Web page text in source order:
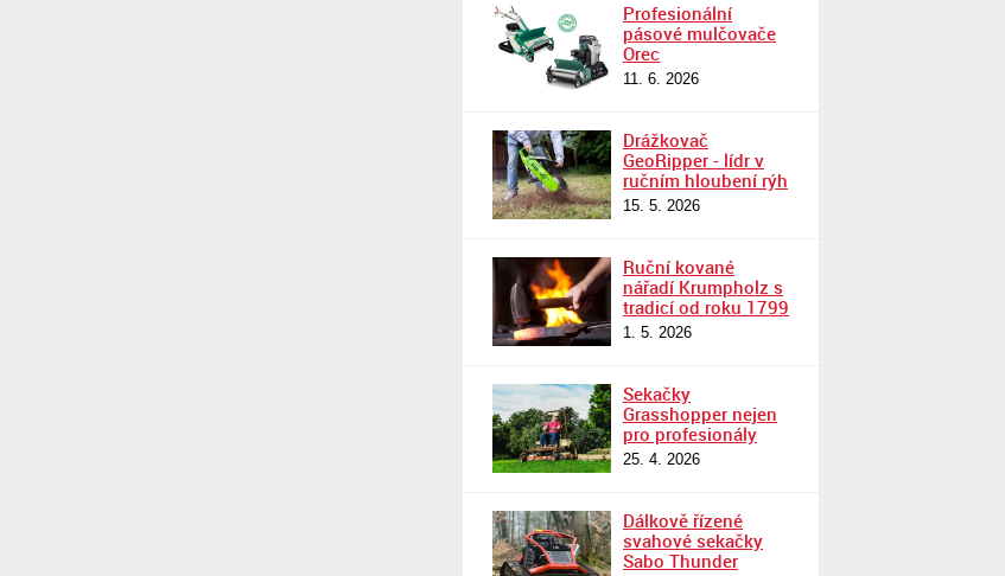
Profesionální
pásové mulčovače
Orec
11. 6. 2026
Drážkovač
GeoRipper - lídr v
ručním hloubení rýh
15. 5. 2026
Ruční kované
nářadí Krumpholz s
tradicí od roku 1799
1. 5. 2026
Sekačky
Grasshopper nejen
pro profesionály
25. 4. 2026
Dálkově řízené
svahové sekačky
Sabo Thunder